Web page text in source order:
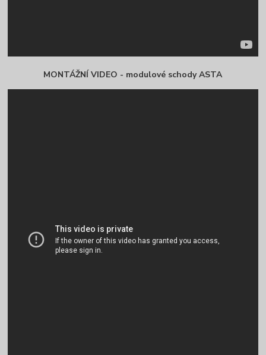
MONTÁŽNÍ VIDEO - modulové schody ASTA